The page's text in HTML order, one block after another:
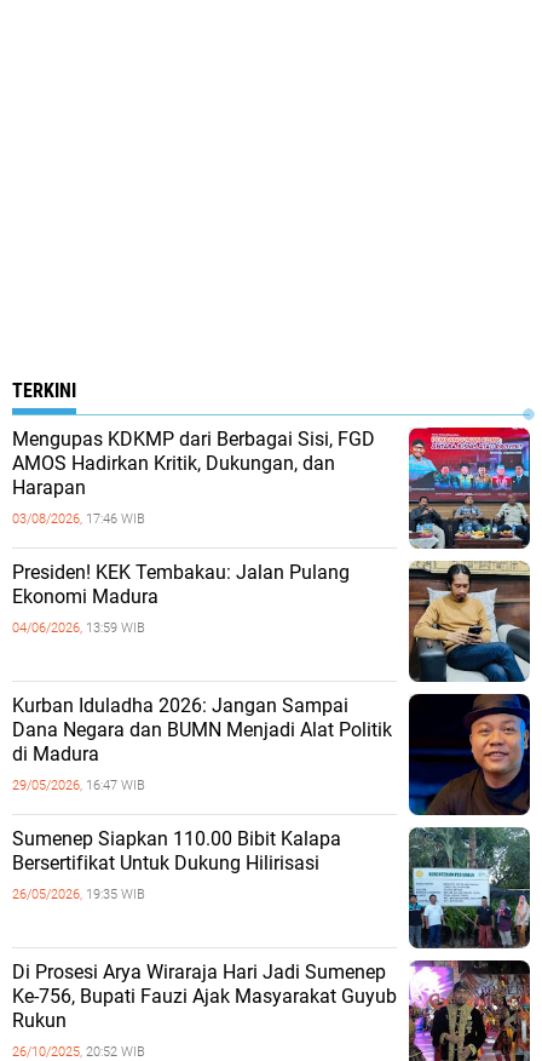
TERKINI
Mengupas KDKMP dari Berbagai Sisi, FGD
AMOS Hadirkan Kritik, Dukungan, dan
Harapan
03/08/2026, 17:46 WIB
Presiden! KEK Tembakau: Jalan Pulang
Ekonomi Madura
04/06/2026, 13:59 WIB
Kurban Iduladha 2026: Jangan Sampai
Dana Negara dan BUMN Menjadi Alat Politik
di Madura
29/05/2026, 16:47 WIB
Sumenep Siapkan 110.00 Bibit Kalapa
Bersertifikat Untuk Dukung Hilirisasi
26/05/2026, 19:35 WIB
Di Prosesi Arya Wiraraja Hari Jadi Sumenep
Ke-756, Bupati Fauzi Ajak Masyarakat Guyub
Rukun
26/10/2025, 20:52 WIB